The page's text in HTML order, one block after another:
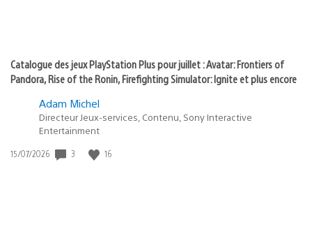
Catalogue des jeux PlayStation Plus pour juillet : Avatar: Frontiers of
Pandora, Rise of the Ronin, Firefighting Simulator: Ignite et plus encore
Adam Michel
Directeur Jeux-services, Contenu, Sony Interactive
Entertainment
Date
15/07/2026 3 16